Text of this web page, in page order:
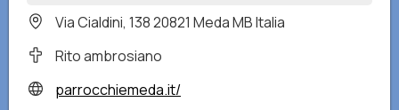
Via Cialdini, 138 20821 Meda MB Italia
Rito ambrosiano
parrocchiemeda.it/